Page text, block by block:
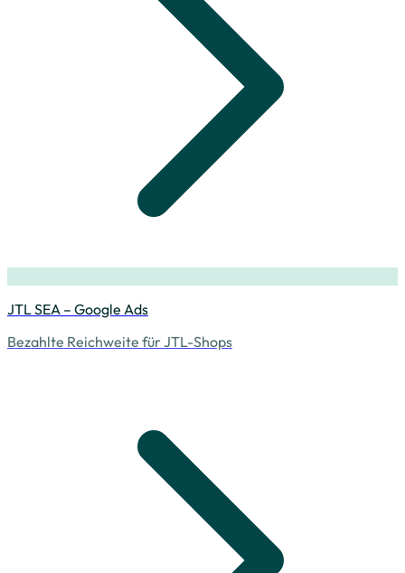
JTL SEA – Google Ads
Bezahlte Reichweite für JTL-Shops